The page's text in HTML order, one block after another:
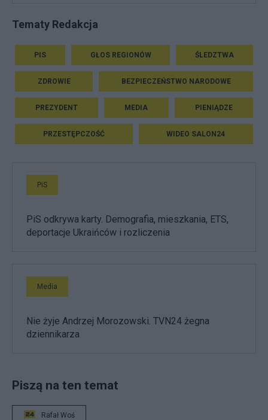
Tematy Redakcja
PIS GŁOS REGIONÓW ŚLEDZTWA
ZDROWIE BEZPIECZEŃSTWO NARODOWE
PREZYDENT MEDIA PIENIĄDZE
PRZESTĘPCZOŚĆ WIDEO SALON24
PiS
PiS odkrywa karty. Demografia, mieszkania, ETS,
deportacje Ukraińców i rozliczenia
Media
Nie żyje Andrzej Morozowski. TVN24 żegna
dziennikarza
Piszą na ten temat
Rafał Woś